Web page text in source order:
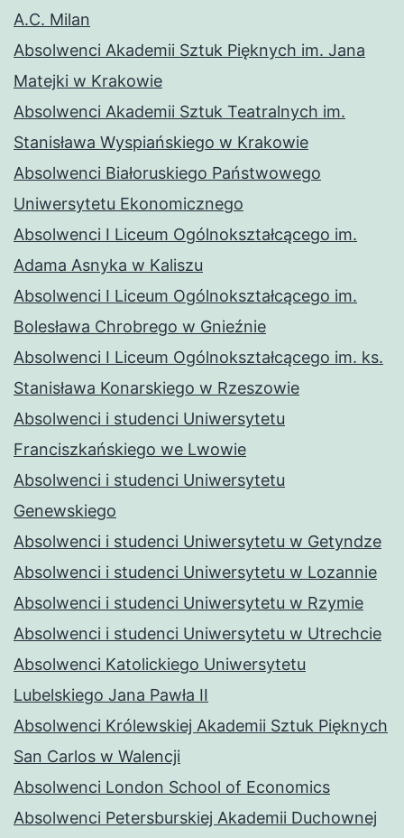
A.C. Milan
Absolwenci Akademii Sztuk Pięknych im. Jana
Matejki w Krakowie
Absolwenci Akademii Sztuk Teatralnych im.
Stanisława Wyspiańskiego w Krakowie
Absolwenci Białoruskiego Państwowego
Uniwersytetu Ekonomicznego
Absolwenci I Liceum Ogólnokształcącego im.
Adama Asnyka w Kaliszu
Absolwenci I Liceum Ogólnokształcącego im.
Bolesława Chrobrego w Gnieźnie
Absolwenci I Liceum Ogólnokształcącego im. ks.
Stanisława Konarskiego w Rzeszowie
Absolwenci i studenci Uniwersytetu
Franciszkańskiego we Lwowie
Absolwenci i studenci Uniwersytetu
Genewskiego
Absolwenci i studenci Uniwersytetu w Getyndze
Absolwenci i studenci Uniwersytetu w Lozannie
Absolwenci i studenci Uniwersytetu w Rzymie
Absolwenci i studenci Uniwersytetu w Utrechcie
Absolwenci Katolickiego Uniwersytetu
Lubelskiego Jana Pawła II
Absolwenci Królewskiej Akademii Sztuk Pięknych
San Carlos w Walencji
Absolwenci London School of Economics
Absolwenci Petersburskiej Akademii Duchownej